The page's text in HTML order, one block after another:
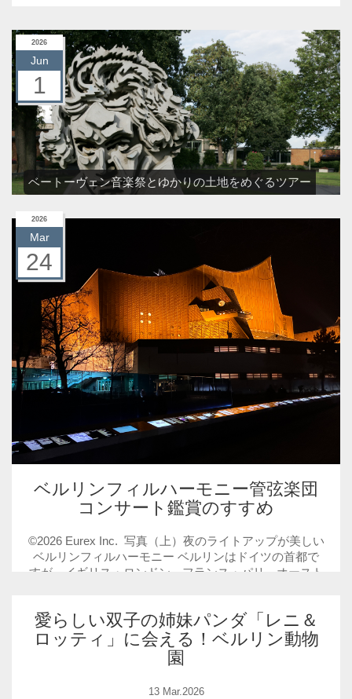
2026
Jun
1
ベートーヴェン音楽祭とゆかりの土地をめぐるツアー
2026
Mar
24
ベルリンフィルハーモニー管弦楽団
コンサート鑑賞のすすめ
©2026 Eurex Inc. 写真（上）夜のライトアップが美しい
ベルリンフィルハーモニー ベルリンはドイツの首都で
すが、イギリス・ロンドン、フランス・パリ、オースト
愛らしい双子の姉妹パンダ「レニ＆
ロッティ」に会える！ベルリン動物
園
13 Mar.2026